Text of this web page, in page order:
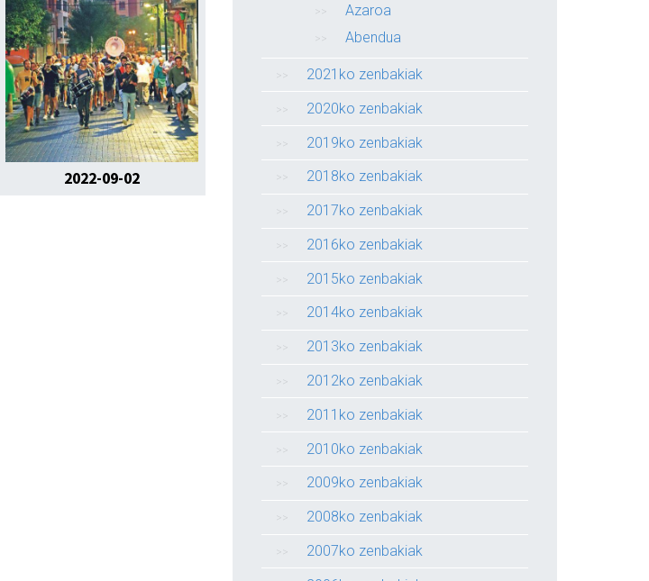
2022-09-02
Azaroa
Abendua
2021ko zenbakiak
2020ko zenbakiak
2019ko zenbakiak
2018ko zenbakiak
2017ko zenbakiak
2016ko zenbakiak
2015ko zenbakiak
2014ko zenbakiak
2013ko zenbakiak
2012ko zenbakiak
2011ko zenbakiak
2010ko zenbakiak
2009ko zenbakiak
2008ko zenbakiak
2007ko zenbakiak